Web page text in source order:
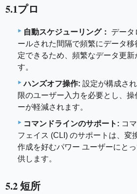
5.1プロ
自動スケジューリング：
データ
ールされた間隔で頻繁にデータ
定できるため、頻繁なデータ更
す。
ハンズオフ操作: 設定が構成さ
限のユーザー入力を必要とし、
ーが軽減されます。
コマンドラインのサポート: コ
フェイス (CLI) のサポートは、変
作成を好むパワー ユーザーにと
供します。
5.2 短所